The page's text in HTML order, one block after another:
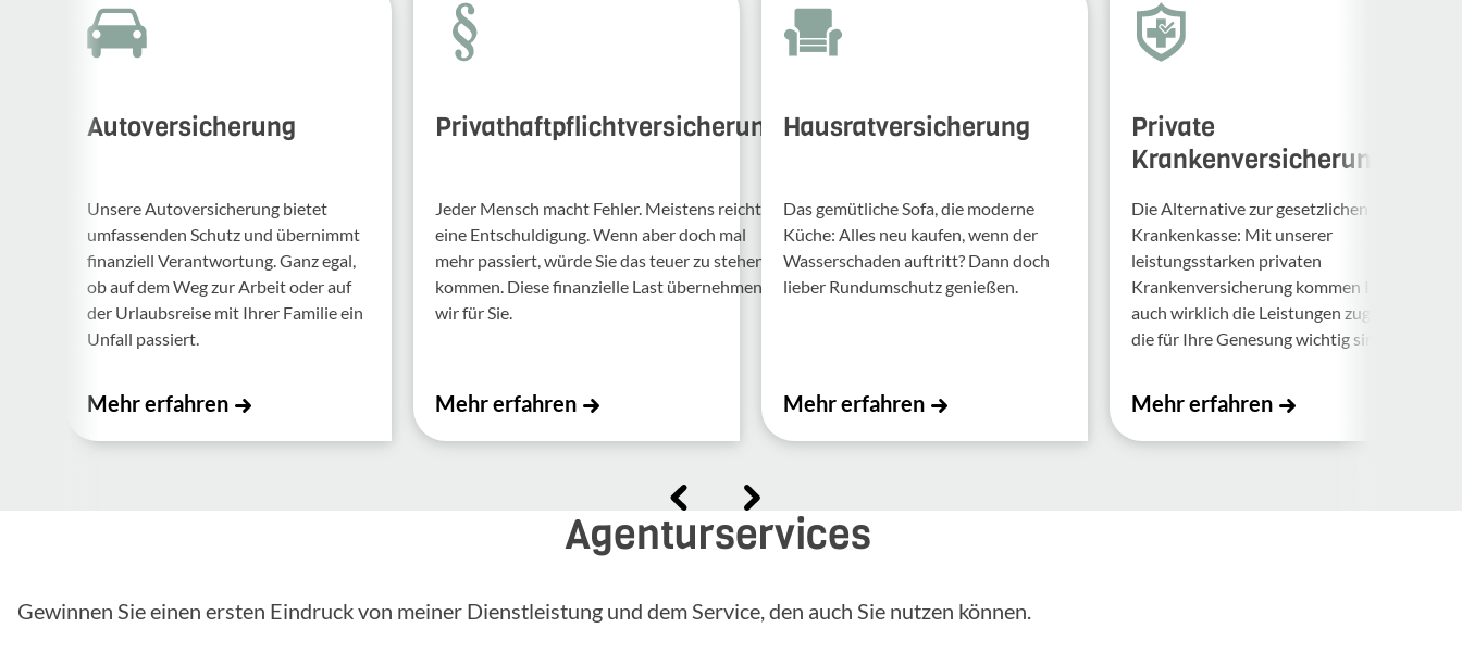
Autoversicherung
Unsere Auto­ver­si­che­rung bietet
umfas­senden Schutz und über­nimmt
finan­ziell Verant­wor­tung. Ganz egal,
ob auf dem Weg zur Arbeit oder auf
der Urlaubs­reise mit Ihrer Familie ein
Unfall passiert.
Mehr erfahren
Privathaftpflichtversicherung
Jeder Mensch macht Fehler. Meis­tens reicht
eine Entschul­di­gung. Wenn aber doch mal
mehr passiert, würde Sie das teuer zu stehen
kommen. Diese finan­zi­elle Last über­nehmen
wir für Sie.
Mehr erfahren
Hausratversicherung
Das gemütliche Sofa, die moderne
Küche: Alles neu kaufen, wenn der
Wasserschaden auftritt? Dann doch
lieber Rundumschutz genießen.
Mehr erfahren
Private
Krankenversicherung
Die Alternative zur gesetzlichen
Krankenkasse: Mit unserer
leistungsstarken privaten
Krankenversicherung kommen Ihnen
auch wirklich die Leistungen zugute,
die für Ihre Genesung wichtig sind.
Mehr erfahren
Agenturservices
Gewinnen Sie einen ersten Eindruck von meiner Dienstleistung und dem Service, den auch Sie nutzen können.